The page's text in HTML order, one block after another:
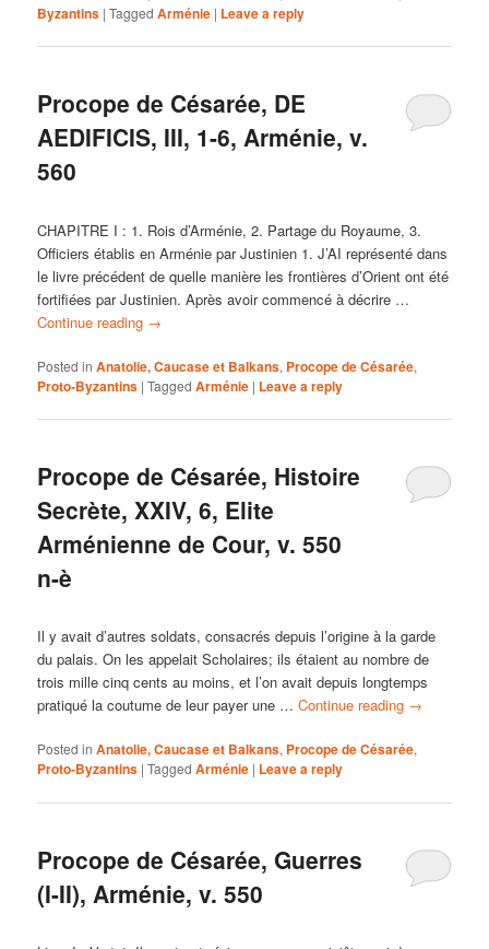
Byzantins |Tagged Arménie | Leave a reply
Procope de Césarée, DE
AEDIFICIS, III, 1-6, Arménie, v.
560
CHAPITRE I : 1. Rois d’Arménie, 2. Partage du Royaume, 3.
Officiers établis en Arménie par Justinien 1. J’AI représenté dans
le livre précédent de quelle manière les frontières d’Orient ont été
fortifiées par Justinien. Après avoir commencé à décrire …
Continue reading →
Posted in Anatolie, Caucase et Balkans, Procope de Césarée,
Proto-Byzantins |Tagged Arménie | Leave a reply
Procope de Césarée, Histoire
Secrète, XXIV, 6, Elite
Arménienne de Cour, v. 550
n-è
Il y avait d’autres soldats, consacrés depuis l’origine à la garde
du palais. On les appelait Scholaires; ils étaient au nombre de
trois mille cinq cents au moins, et l’on avait depuis longtemps
pratiqué la coutume de leur payer une …Continue reading →
Posted in Anatolie, Caucase et Balkans, Procope de Césarée,
Proto-Byzantins |Tagged Arménie | Leave a reply
Procope de Césarée, Guerres
(I-II), Arménie, v. 550